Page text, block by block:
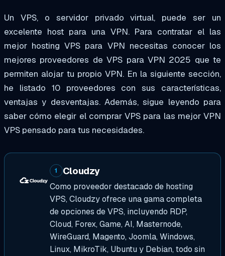
Un VPS, o servidor privado virtual, puede ser un
excelente host para una VPN. Para contratar el las
mejor hosting VPS para VPN necesitas conocer los
mejores proveedores de VPS para VPN 2025 que te
permiten alojar tu propio VPN. En la siguiente sección,
he listado 10 proveedores con sus características,
ventajas y desventajas. Además, sigue leyendo para
saber cómo elegir el comprar VPS para las mejor VPN
VPS pensado para tus necesidades.
1 Cloudzy
Como proveedor destacado de hosting
VPS, Cloudzy ofrece una gama completa
de opciones de VPS, incluyendo RDP,
Cloud, Forex, Game, AI, Masternode,
WireGuard, Magento, Joomla, Windows,
Linux, MikroTik, Ubuntu y Debian, todo sin